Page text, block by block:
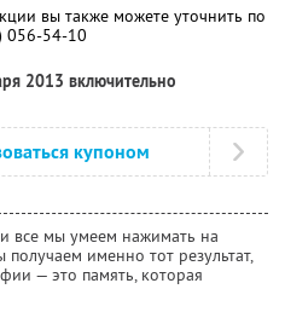
вы также можете уточнить по
056-54-10
2013 включительно
купоном
все мы умеем нажимать на
получаем именно тот результат,
— это память, которая